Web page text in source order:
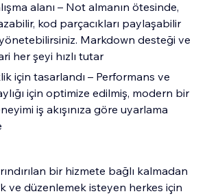
alanı – Not almanın ötesinde,
kod parçacıkları paylaşabilir
Markdown desteği ve
her şeyi hızlı tutar
için tasarlandı – Performans ve
için optimize edilmiş, modern bir
iş akışınıza göre uyarlama
bir hizmete bağlı kalmadan
ve düzenlemek isteyen herkes için